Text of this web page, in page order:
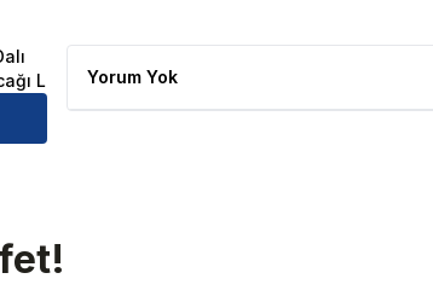
Oyuncağı L Ürün Yorumları
L
Yorum Yok